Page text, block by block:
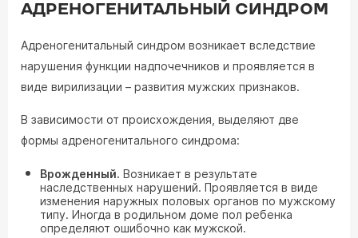
АДРЕНОГЕНИТАЛЬНЫЙ СИНДРОМ
Адреногенитальный синдром возникает вследствие
нарушения функции надпочечников и проявляется в
виде вирилизации – развития мужских признаков.
В зависимости от происхождения, выделяют две
формы адреногенитального синдрома:
Врожденный. Возникает в результате
наследственных нарушений. Проявляется в виде
изменения наружных половых органов по мужскому
типу. Иногда в родильном доме пол ребенка
определяют ошибочно как мужской.